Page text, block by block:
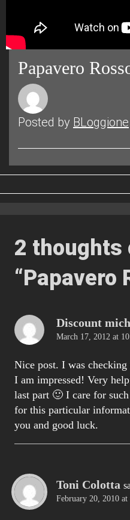
Papavero
Posted by BLoggione
2 thoughts
“Papavero
Discount
March 17, 2012 at
Nice post. I was
I am impressed! Very
last part 🙂 I care for
for this particular
you and good luck.
Toni Colotta
February 20, 2010 at